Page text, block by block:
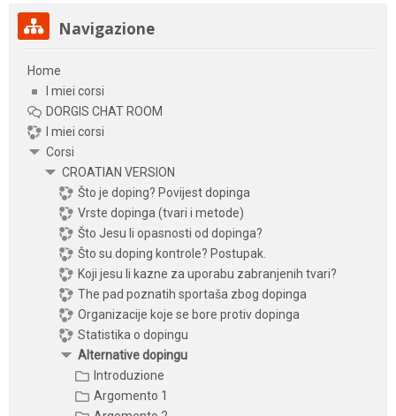
Salta Navigazione
Navigazione
Home
I miei corsi
DORGIS CHAT ROOM
I miei corsi
Corsi
CROATIAN VERSION
Što je doping? Povijest dopinga
Vrste dopinga (tvari i metode)
Što Jesu li opasnosti od dopinga?
Što su doping kontrole? Postupak.
Koji jesu li kazne za uporabu zabranjenih tvari?
The pad poznatih sportaša zbog dopinga
Organizacije koje se bore protiv dopinga
Statistika o dopingu
Alternative dopingu
Introduzione
Argomento 1